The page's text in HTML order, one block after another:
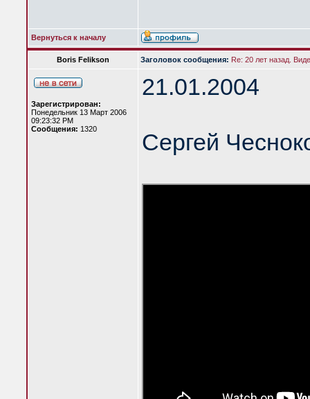
Вернуться к началу
Boris Felikson Заголовок сообщения: Re: 20 лет назад.
Зарегистрирован:
Понедельник 13 Март 2006
09:23:32 PM
Сообщения: 1320
21.01.2004
Сергей